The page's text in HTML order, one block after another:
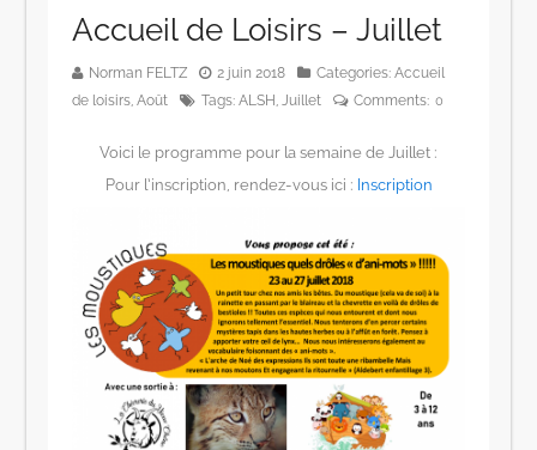
Accueil de Loisirs – Juillet
Norman FELTZ 2 juin 2018 Categories:Accueil
de loisirs,Août Tags:ALSH ,Juillet Comments: 0
Voici le programme pour la semaine de Juillet :
Pour l’inscription, rendez-vous ici : Inscription